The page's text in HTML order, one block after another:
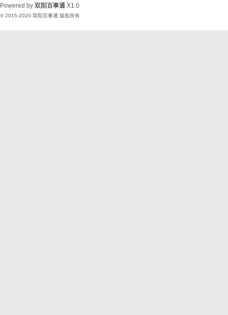
Powered by 双阳百事通 X1.0
© 2015-2020 双阳百事通 版权所有